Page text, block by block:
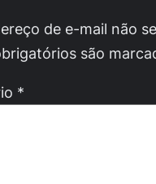
de e-mail não
são
*